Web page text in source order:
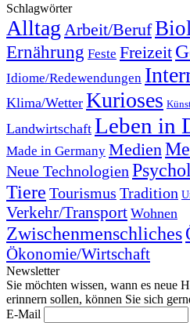
Schlagwörter
Alltag Arbeit/Beruf
Ernährung Feste Freizeit
Idiome/Redewendungen
Klima/Wetter Kurioses
Landwirtschaft Leben in
Made in Germany Medien
Neue Technologien
Tiere Tourismus Tradition
Verkehr/Transport Wohnen
Zwischenmenschliches
Ökonomie/Wirtschaft
Newsletter
Sie möchten wissen, wann es neue
erinnern sollen, können Sie sich
E-Mail